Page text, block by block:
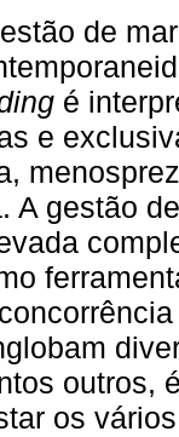
de
é
e
A gestão
outros,
os